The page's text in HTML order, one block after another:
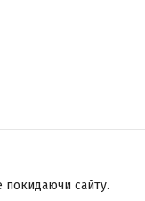
покидаючи сайту.